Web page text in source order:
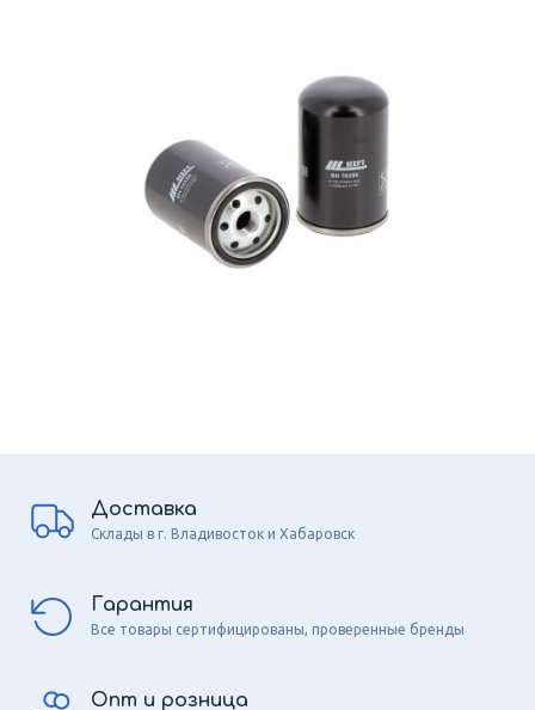
Доставка
Склады в г. Владивосток и Хабаровск
Гарантия
Все товары сертифицированы, проверенные бренды
Опт и розница